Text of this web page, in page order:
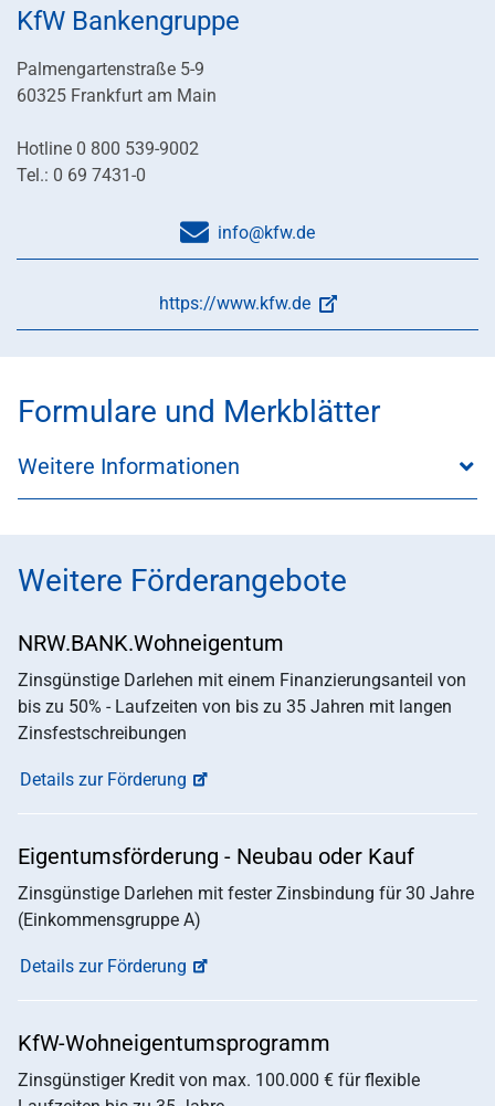
KfW Bankengruppe
Palmengartenstraße 5-9
60325 Frankfurt am Main
Hotline 0 800 539-9002
Tel.: 0 69 7431-0
info@kfw.de
https://www.kfw.de
Formulare und Merkblätter
Weitere Informationen
Weitere Förderangebote
NRW.BANK.Wohneigentum
Zinsgünstige Darlehen mit einem Finanzierungsanteil von
bis zu 50% - Laufzeiten von bis zu 35 Jahren mit langen
Zinsfestschreibungen
Details zur Förderung
Eigentumsförderung - Neubau oder Kauf
Zinsgünstige Darlehen mit fester Zinsbindung für 30 Jahre
(Einkommensgruppe A)
Details zur Förderung
KfW-Wohneigentumsprogramm
Zinsgünstiger Kredit von max. 100.000 € für flexible